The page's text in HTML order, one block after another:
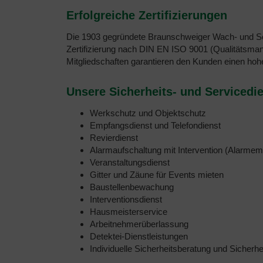
Erfolgreiche Zertifizierungen
Die 1903 gegründete Braunschweiger Wach- und
Zertifizierung nach DIN EN ISO 9001
Mitgliedschaften garantieren den Kunden einen
Unsere Sicherheits- und
Werkschutz und Objektschutz
Empfangsdienst und Telefondienst
Revierdienst
Alarmaufschaltung mit Intervention
Veranstaltungsdienst
Gitter und Zäune für Events mieten
Baustellenbewachung
Interventionsdienst
Hausmeisterservice
Arbeitnehmerüberlassung
Detektei-Dienstleistungen
Individuelle Sicherheitsberatung und